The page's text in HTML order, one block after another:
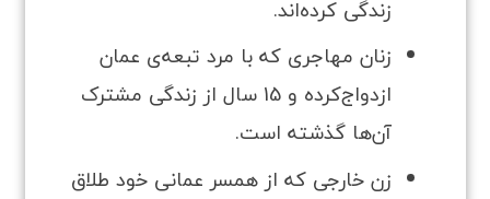
زندگی کرده‌اند.
زنان مهاجری که با مرد تبعه‌ی عمان
ازدواج‌کرده و 15 سال از زندگی مشترک
آن‌ها گذشته است.
زن خارجی که از همسر عمانی خود طلاق